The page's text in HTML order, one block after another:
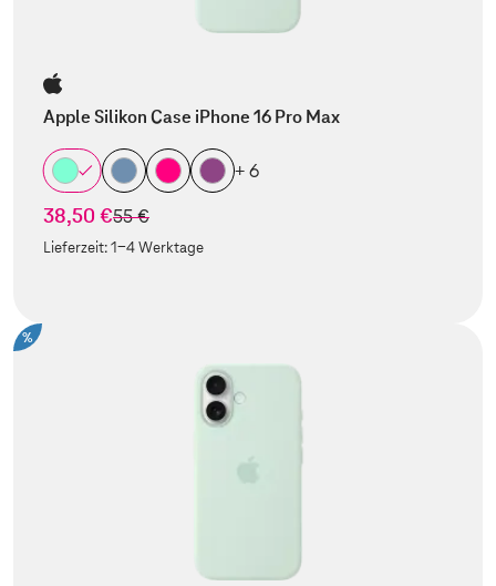
Apple Silikon Case iPhone 16 Pro Max
+ 6
38,50 €statt
55 €
Lieferzeit:1-4 Werktage
%